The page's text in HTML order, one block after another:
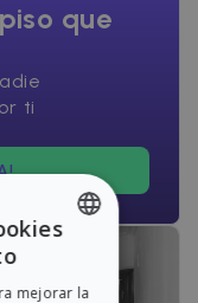
que
ti
mejorar la